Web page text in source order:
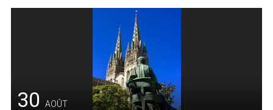
30 AOÛT